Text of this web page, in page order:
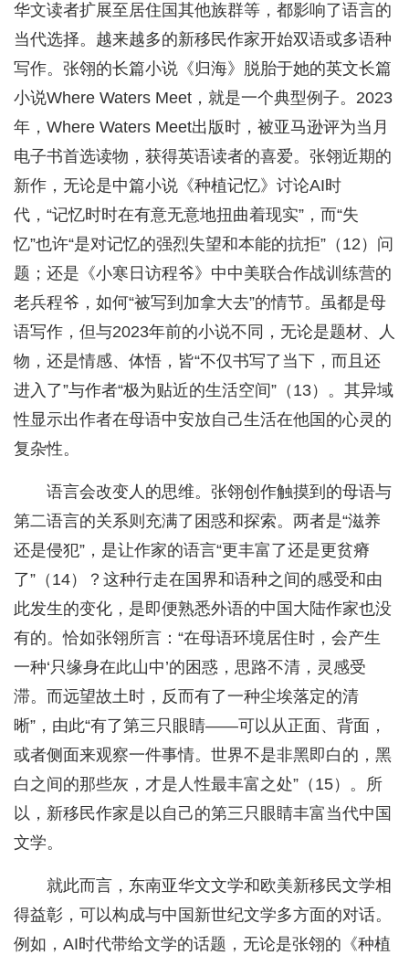
华文读者扩展至居住国其他族群等，都影响了语言的
当代选择。越来越多的新移民作家开始双语或多语种
写作。张翎的长篇小说《归海》脱胎于她的英文长篇
小说Where Waters Meet，就是一个典型例子。2023
年，Where Waters Meet出版时，被亚马逊评为当月
电子书首选读物，获得英语读者的喜爱。张翎近期的
新作，无论是中篇小说《种植记忆》讨论AI时
代，“记忆时时在有意无意地扭曲着现实”，而“失
忆”也许“是对记忆的强烈失望和本能的抗拒”（12）问
题；还是《小寒日访程爷》中中美联合作战训练营的
老兵程爷，如何“被写到加拿大去”的情节。虽都是母
语写作，但与2023年前的小说不同，无论是题材、人
物，还是情感、体悟，皆“不仅书写了当下，而且还
进入了”与作者“极为贴近的生活空间”（13）。其异域
性显示出作者在母语中安放自己生活在他国的心灵的
复杂性。
语言会改变人的思维。张翎创作触摸到的母语与
第二语言的关系则充满了困惑和探索。两者是“滋养
还是侵犯”，是让作家的语言“更丰富了还是更贫瘠
了”（14）？这种行走在国界和语种之间的感受和由
此发生的变化，是即便熟悉外语的中国大陆作家也没
有的。恰如张翎所言：“在母语环境居住时，会产生
一种‘只缘身在此山中’的困惑，思路不清，灵感受
滞。而远望故土时，反而有了一种尘埃落定的清
晰”，由此“有了第三只眼睛——可以从正面、背面，
或者侧面来观察一件事情。世界不是非黑即白的，黑
白之间的那些灰，才是人性最丰富之处”（15）。所
以，新移民作家是以自己的第三只眼睛丰富当代中国
文学。
就此而言，东南亚华文文学和欧美新移民文学相
得益彰，可以构成与中国新世纪文学多方面的对话。
例如，AI时代带给文学的话题，无论是张翎的《种植